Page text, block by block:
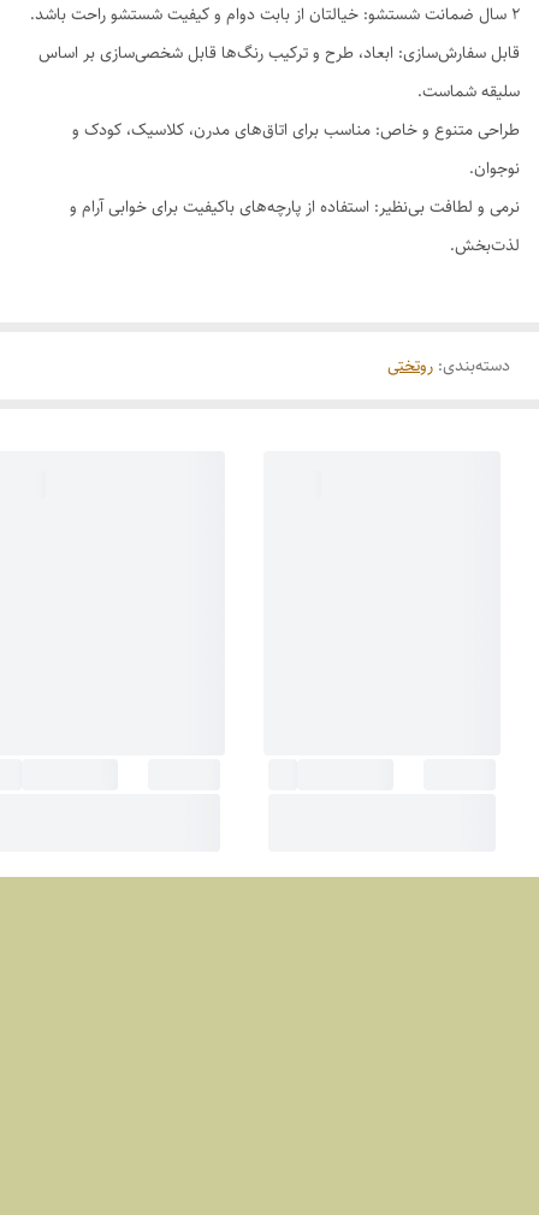
۲ سال ضمانت شستشو: خیالتان از بابت دوام و کیفیت شستشو راحت باشد.
قابل سفارش‌سازی: ابعاد، طرح و ترکیب رنگ‌ها قابل شخصی‌سازی بر اساس
سلیقه شماست.
طراحی متنوع و خاص: مناسب برای اتاق‌های مدرن، کلاسیک، کودک و
نوجوان.
نرمی و لطافت بی‌نظیر: استفاده از پارچه‌های باکیفیت برای خوابی آرام و
لذت‌بخش.
دسته‌بندی: روتختی